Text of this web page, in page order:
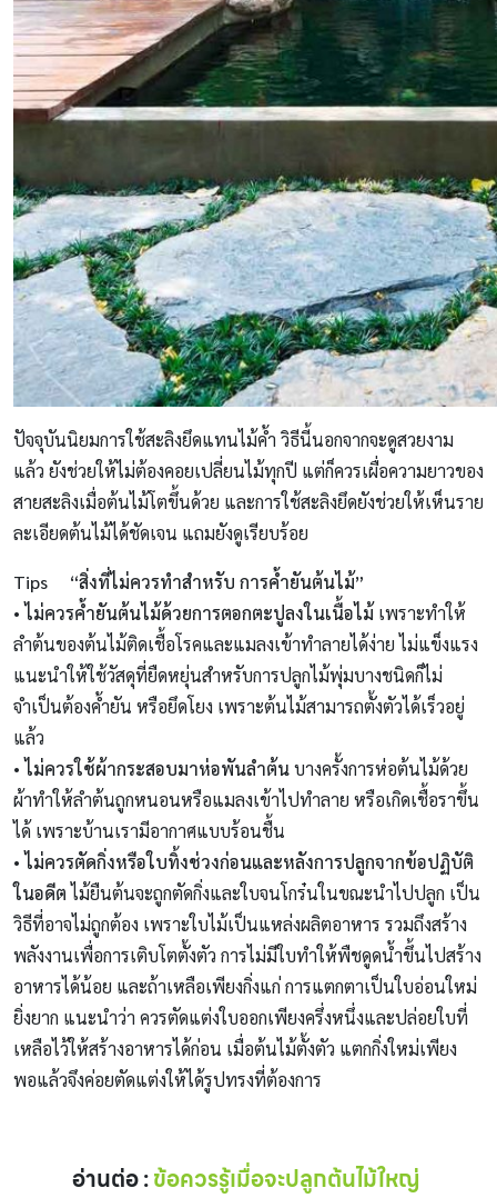
ปัจจุบันนิยมการใช้สะลิงยึดแทนไม้ค้ำ วิธีนี้นอกจากจะดูสวยงาม
แล้ว ยังช่วยให้ไม่ต้องคอยเปลี่ยนไม้ทุกปี แต่ก็ควรเผื่อความยาวของ
สายสะลิงเมื่อต้นไม้โตขึ้นด้วย และการใช้สะลิงยึดยังช่วยให้เห็นราย
ละเอียดต้นไม้ได้ชัดเจน แถมยังดูเรียบร้อย
Tips “สิ่งที่ไม่ควรทำสำหรับ การค้ำยันต้นไม้”
•ไม่ควรค้ำยันต้นไม้ด้วยการตอกตะปูลงในเนื้อไม้ เพราะทำให้
ลำต้นของต้นไม้ติดเชื้อโรคและแมลงเข้าทำลายได้ง่าย ไม่แข็งแรง
แนะนำให้ใช้วัสดุที่ยืดหยุ่นสำหรับการปลูกไม้พุ่มบางชนิดก็ไม่
จำเป็นต้องค้ำยัน หรือยึดโยง เพราะต้นไม้สามารถตั้งตัวได้เร็วอยู่
แล้ว
•ไม่ควรใช้ผ้ากระสอบมาห่อพันลำต้นบางครั้งการห่อต้นไม้ด้วย
ผ้าทำให้ลำต้นถูกหนอนหรือแมลงเข้าไปทำลาย หรือเกิดเชื้อราขึ้น
ได้ เพราะบ้านเรามีอากาศแบบร้อนชื้น
•ไม่ควรตัดกิ่งหรือใบทิ้งช่วงก่อนและหลังการปลูกจากข้อปฏิบัติ
ในอดีตไม้ยืนต้นจะถูกตัดกิ่งและใบจนโกร๋นในขณะนำไปปลูก เป็น
วิธีที่อาจไม่ถูกต้อง เพราะใบไม้เป็นแหล่งผลิตอาหาร รวมถึงสร้าง
พลังงานเพื่อการเติบโตตั้งตัว การไม่มีใบทำให้พืชดูดน้ำขึ้นไปสร้าง
อาหารได้น้อย และถ้าเหลือเพียงกิ่งแก่ การแตกตาเป็นใบอ่อนใหม่
ยิ่งยาก แนะนำว่า ควรตัดแต่งใบออกเพียงครึ่งหนึ่งและปล่อยใบที่
เหลือไว้ให้สร้างอาหารได้ก่อน เมื่อต้นไม้ตั้งตัว แตกกิ่งใหม่เพียง
พอแล้วจึงค่อยตัดแต่งให้ได้รูปทรงที่ต้องการ
อ่านต่อ :ข้อควรรู้เมื่อจะปลูกต้นไม้ใหญ่